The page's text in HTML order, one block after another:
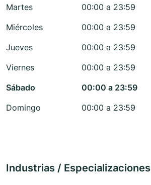
Martes
00:00 a 23:59
Miércoles
00:00 a 23:59
Jueves
00:00 a 23:59
Viernes
00:00 a 23:59
Sábado
00:00 a 23:59
Domingo
00:00 a 23:59
Industrias / Especializaciones